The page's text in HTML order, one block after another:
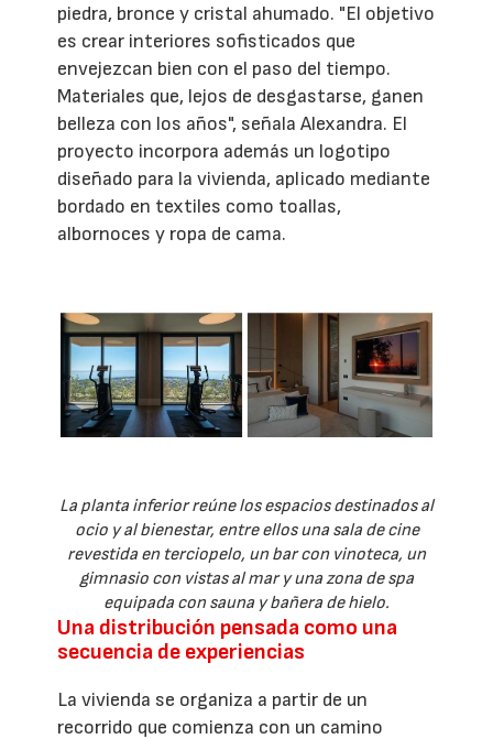
piedra, bronce y cristal ahumado. "El objetivo
es crear interiores sofisticados que
envejezcan bien con el paso del tiempo.
Materiales que, lejos de desgastarse, ganen
belleza con los años", señala Alexandra. El
proyecto incorpora además un logotipo
diseñado para la vivienda, aplicado mediante
bordado en textiles como toallas,
albornoces y ropa de cama.
La planta inferior reúne los espacios destinados al
ocio y al bienestar, entre ellos una sala de cine
revestida en terciopelo, un bar con vinoteca, un
gimnasio con vistas al mar y una zona de spa
equipada con sauna y bañera de hielo.
Una distribución pensada como una
secuencia de experiencias
La vivienda se organiza a partir de un
recorrido que comienza con un camino